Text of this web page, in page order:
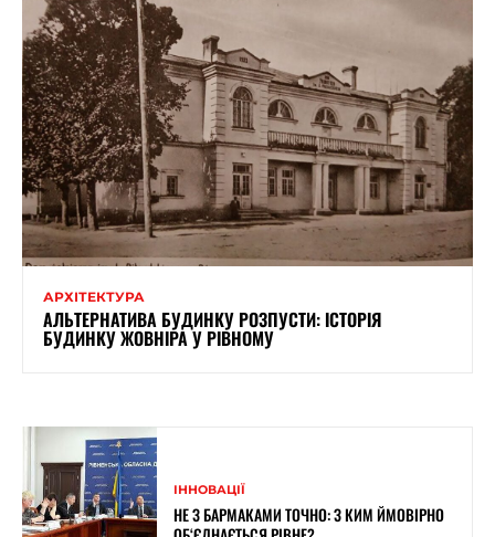
АРХІТЕКТУРА
АЛЬТЕРНАТИВА БУДИНКУ РОЗПУСТИ: ІСТОРІЯ
БУДИНКУ ЖОВНІРА У РІВНОМУ
ІННОВАЦІЇ
НЕ З БАРМАКАМИ ТОЧНО: З КИМ ЙМОВІРНО